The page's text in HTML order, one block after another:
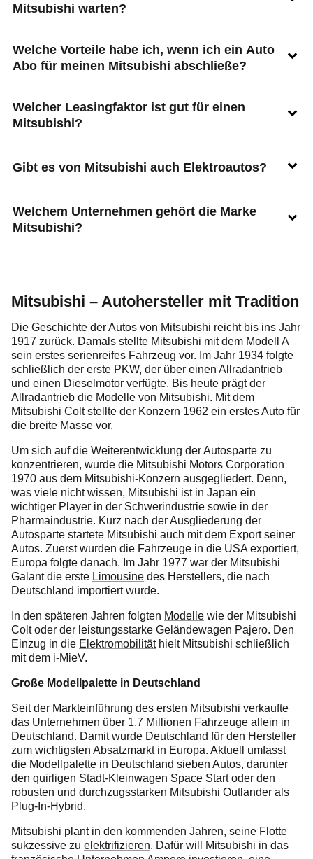
Mitsubishi warten?
Welche Vorteile habe ich, wenn ich ein Auto
Abo für meinen Mitsubishi abschließe?
Welcher Leasingfaktor ist gut für einen
Mitsubishi?
Gibt es von Mitsubishi auch Elektroautos?
Welchem Unternehmen gehört die Marke
Mitsubishi?
Mitsubishi – Autohersteller mit Tradition
Die Geschichte der Autos von Mitsubishi reicht bis ins Jahr
1917 zurück. Damals stellte Mitsubishi mit dem Modell A
sein erstes serienreifes Fahrzeug vor. Im Jahr 1934 folgte
schließlich der erste PKW, der über einen Allradantrieb
und einen Dieselmotor verfügte. Bis heute prägt der
Allradantrieb die Modelle von Mitsubishi. Mit dem
Mitsubishi Colt stellte der Konzern 1962 ein erstes Auto für
die breite Masse vor.
Um sich auf die Weiterentwicklung der Autosparte zu
konzentrieren, wurde die Mitsubishi Motors Corporation
1970 aus dem Mitsubishi-Konzern ausgegliedert. Denn,
was viele nicht wissen, Mitsubishi ist in Japan ein
wichtiger Player in der Schwerindustrie sowie in der
Pharmaindustrie. Kurz nach der Ausgliederung der
Autosparte startete Mitsubishi auch mit dem Export seiner
Autos. Zuerst wurden die Fahrzeuge in die USA exportiert,
Europa folgte danach. Im Jahr 1977 war der Mitsubishi
Galant die erste Limousine des Herstellers, die nach
Deutschland importiert wurde.
In den späteren Jahren folgten Modelle wie der Mitsubishi
Colt oder der leistungsstarke Geländewagen Pajero. Den
Einzug in die Elektromobilitäthielt Mitsubishi schließlich
mit dem i-MieV.
Große Modellpalette in Deutschland
Seit der Markteinführung des ersten Mitsubishi verkaufte
das Unternehmen über 1,7 Millionen Fahrzeuge allein in
Deutschland. Damit wurde Deutschland für den Hersteller
zum wichtigsten Absatzmarkt in Europa. Aktuell umfasst
die Modellpalette in Deutschland sieben Autos, darunter
den quirligen Stadt-Kleinwagen Space Start oder den
robusten und durchzugsstarken Mitsubishi Outlander als
Plug-In-Hybrid.
Mitsubishi plant in den kommenden Jahren, seine Flotte
sukzessive zu elektrifizieren. Dafür will Mitsubishi in das